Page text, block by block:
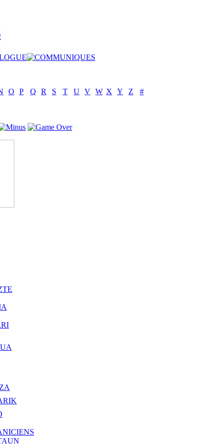
O P Q R S T U V W X Y Z
#